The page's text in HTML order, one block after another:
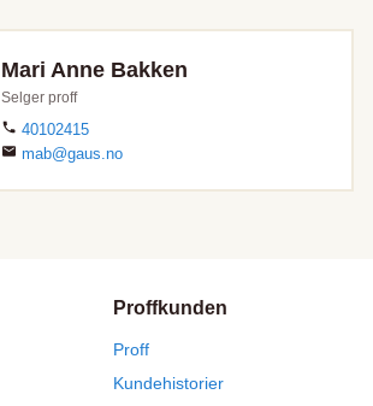
Mari Anne Bakken
Selger proff
40102415
mab@gaus.no
Proffkunden
Proff
Kundehistorier